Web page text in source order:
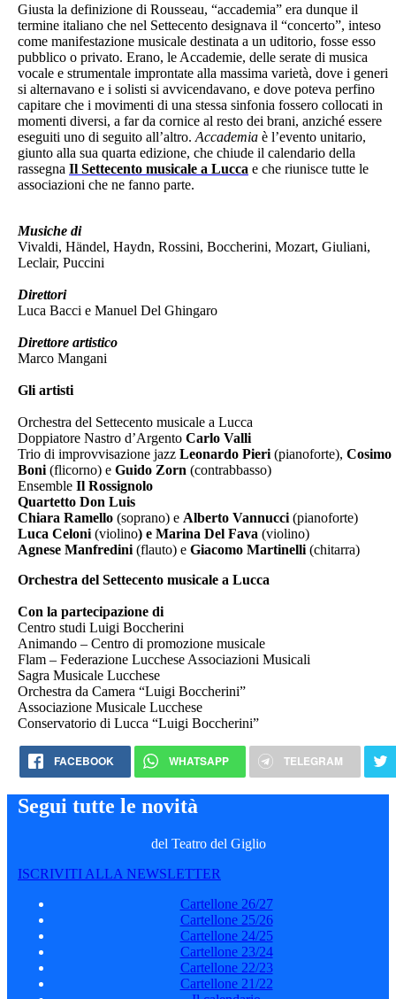
Giusta la definizione di Rousseau, “accademia” era dunque il
termine italiano che nel Settecento designava il “concerto”, inteso
come manifestazione musicale destinata a un uditorio, fosse esso
pubblico o privato. Erano, le Accademie, delle serate di musica
vocale e strumentale improntate alla massima varietà, dove i generi
si alternavano e i solisti si avvicendavano, e dove poteva perfino
capitare che i movimenti di una stessa sinfonia fossero collocati in
momenti diversi, a far da cornice al resto dei brani, anziché essere
eseguiti uno di seguito all’altro. Accademia è l’evento unitario,
giunto alla sua quarta edizione, che chiude il calendario della
rassegna Il Settecento musicale a Lucca e che riunisce tutte le
associazioni che ne fanno parte.
Musiche di
Vivaldi, Händel, Haydn, Rossini, Boccherini, Mozart, Giuliani,
Leclair, Puccini
Direttori
Luca Bacci e Manuel Del Ghingaro
Direttore artistico
Marco Mangani
Gli artisti
Orchestra del Settecento musicale a Lucca
Doppiatore Nastro d’Argento Carlo Valli
Trio di improvvisazione jazz Leonardo Pieri (pianoforte), Cosimo
Boni (flicorno) e Guido Zorn (contrabbasso)
Ensemble Il Rossignolo
Quartetto Don Luis
Chiara Ramello (soprano) e Alberto Vannucci (pianoforte)
Luca Celoni (violino) e Marina Del Fava (violino)
Agnese Manfredini (flauto) e Giacomo Martinelli (chitarra)
Orchestra del Settecento musicale a Lucca
Con la partecipazione di
Centro studi Luigi Boccherini
Animando – Centro di promozione musicale
Flam – Federazione Lucchese Associazioni Musicali
Sagra Musicale Lucchese
Orchestra da Camera “Luigi Boccherini”
Associazione Musicale Lucchese
Conservatorio di Lucca “Luigi Boccherini”
FACEBOOK WHATSAPP TELEGRAM
Segui tutte le novità
del Teatro del Giglio
ISCRIVITI ALLA NEWSLETTER
Cartellone 26/27
Cartellone 25/26
Cartellone 24/25
Cartellone 23/24
Cartellone 22/23
Cartellone 21/22